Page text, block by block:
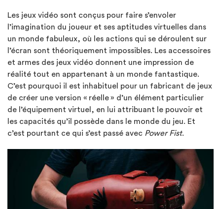
Les jeux vidéo sont conçus pour faire s’envoler
l’imagination du joueur et ses aptitudes virtuelles dans
un monde fabuleux, où les actions qui se déroulent sur
l’écran sont théoriquement impossibles. Les accessoires
et armes des jeux vidéo donnent une impression de
réalité tout en appartenant à un monde fantastique.
C’est pourquoi il est inhabituel pour un fabricant de jeux
de créer une version « réelle » d’un élément particulier
de l’équipement virtuel, en lui attribuant le pouvoir et
les capacités qu’il possède dans le monde du jeu. Et
c’est pourtant ce qui s’est passé avec Power Fist.